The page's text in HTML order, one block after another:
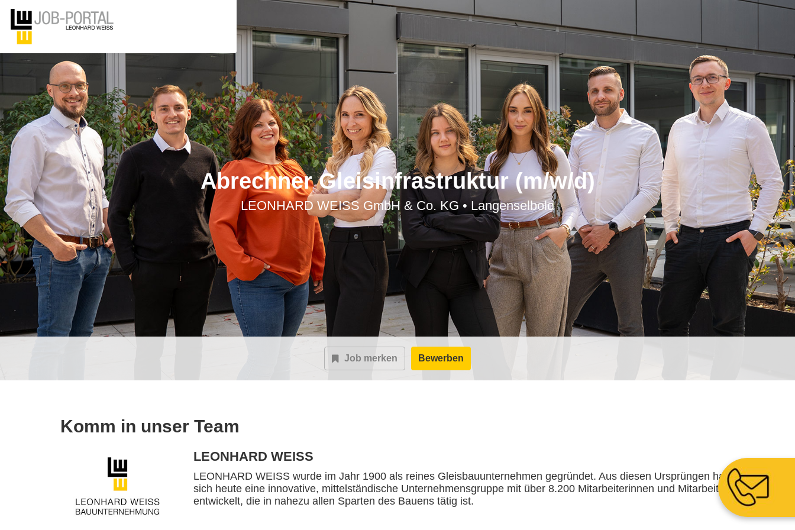
Abrechner Gleisinfrastruktur (m/w/d)
LEONHARD WEISS GmbH & Co. KG • Langenselbold
Job merken Bewerben
Komm in unser Team
LEONHARD WEISS
LEONHARD WEISS wurde im Jahr 1900 als reines Gleisbauunternehmen gegründet. Aus diesen Ursprüngen hat
sich heute eine innovative, mittelständische Unternehmensgruppe mit über 8.200 Mitarbeiterinnen und Mitarbeitern
entwickelt, die in nahezu allen Sparten des Bauens tätig ist.